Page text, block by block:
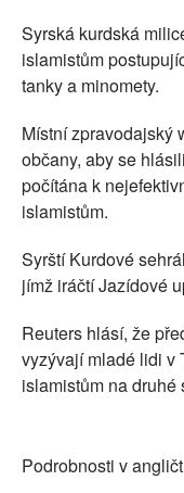
Syrská kurdská
islamistům
tanky a minomety.
Místní zpravodajský
občany, aby se
počítána k
islamistům.
Syrští Kurdové
jímž iráčtí Jazídové
Reuters hlásí, že
vyzývají mladé lidi v
islamistům na druhé
Podrobnosti v